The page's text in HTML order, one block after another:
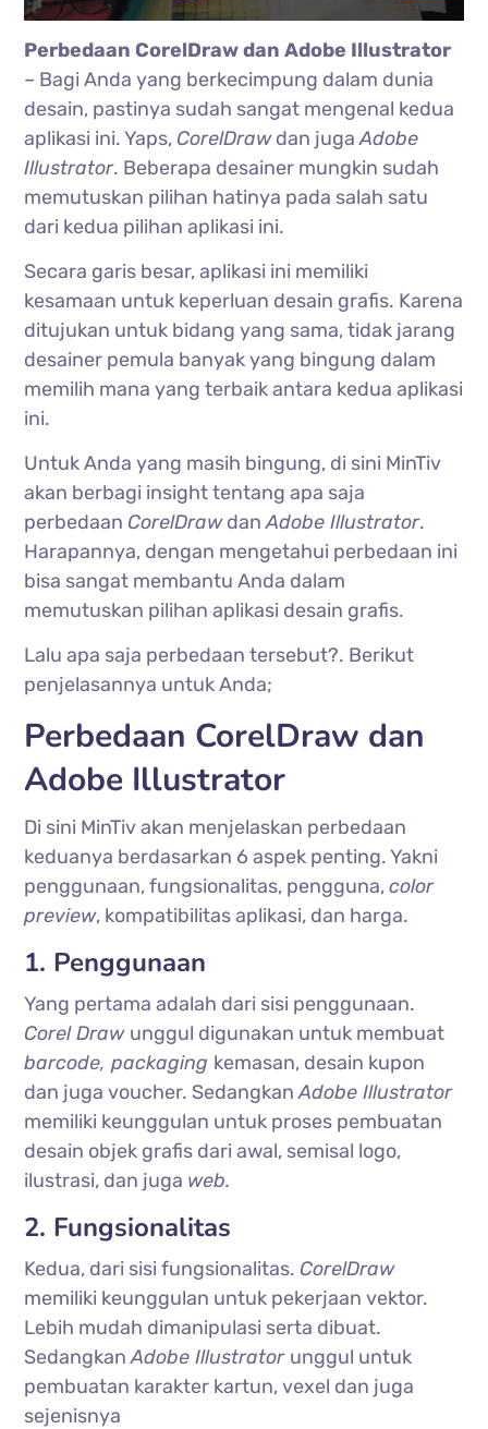
Perbedaan CorelDraw dan Adobe Illustrator
– Bagi Anda yang berkecimpung dalam dunia
desain, pastinya sudah sangat mengenal kedua
aplikasi ini. Yaps, CorelDrawdan jugaAdobe
Illustrator. Beberapa desainer mungkin sudah
memutuskan pilihan hatinya pada salah satu
dari kedua pilihan aplikasi ini.
Secara garis besar, aplikasi ini memiliki
kesamaan untuk keperluan desain grafis. Karena
ditujukan untuk bidang yang sama, tidak jarang
desainer pemula banyak yang bingung dalam
memilih mana yang terbaik antara kedua aplikasi
ini.
Untuk Anda yang masih bingung, di sini MinTiv
akan berbagi insight tentang apa saja
perbedaan CorelDrawdanAdobe Illustrator.
Harapannya, dengan mengetahui perbedaan ini
bisa sangat membantu Anda dalam
memutuskan pilihan aplikasi desain grafis.
Lalu apa saja perbedaan tersebut?. Berikut
penjelasannya untuk Anda;
Perbedaan CorelDraw dan
Adobe Illustrator
Di sini MinTiv akan menjelaskan perbedaan
keduanya berdasarkan 6 aspek penting. Yakni
penggunaan, fungsionalitas, pengguna,color
preview, kompatibilitas aplikasi, dan harga.
1. Penggunaan
Yang pertama adalah dari sisi penggunaan.
Corel Draw unggul digunakan untuk membuat
barcode, packaging kemasan, desain kupon
dan juga voucher. SedangkanAdobe Illustrator
memiliki keunggulan untuk proses pembuatan
desain objek grafis dari awal, semisal logo,
ilustrasi, dan juga web.
2. Fungsionalitas
Kedua, dari sisi fungsionalitas. CorelDraw
memiliki keunggulan untuk pekerjaan vektor.
Lebih mudah dimanipulasi serta dibuat.
SedangkanAdobe Illustrator unggul untuk
pembuatan karakter kartun, vexel dan juga
sejenisnya